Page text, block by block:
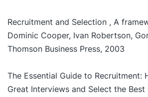
Recruitment and Selection , A
Dominic Cooper, Ivan Robertson,
Thomson Business Press, 2003
The Essential Guide to Recruitment:
Great Interviews and Select the Best